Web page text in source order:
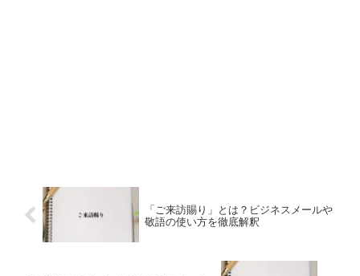
「ご来訪賜り」とは？ビジネスメールや
敬語の使い方を徹底解釈